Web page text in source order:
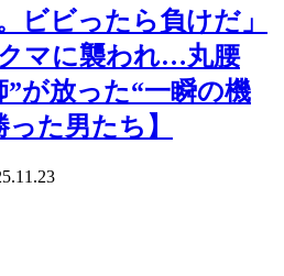
ビビったら負けだ」
マに襲われ…丸腰
”が放った“一瞬の機
た男たち】